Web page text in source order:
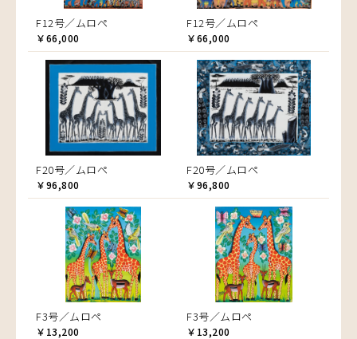
F12号／ムロペ
￥66,000
F12号／ムロペ
￥66,000
F20号／ムロペ
￥96,800
F20号／ムロペ
￥96,800
F3号／ムロペ
￥13,200
F3号／ムロペ
￥13,200